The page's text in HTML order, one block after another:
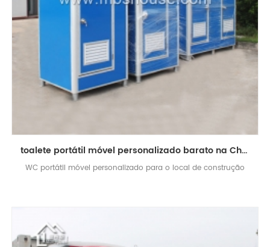
toalete portátil móvel personalizado barato na China para o local de construção
WC portátil móvel personalizado para o local de construção